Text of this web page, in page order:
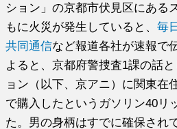
ション」の京都市伏見区にある
もに火災が発生していると、毎
共同通信など報道各社が速報で
よると、京都府警捜査1課の話
ョン（以下、京アニ）に関東在
で購入したというガソリン40リ
た。男の身柄はすでに確保され